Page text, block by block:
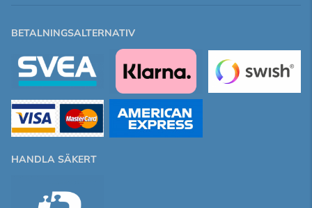
BETALNINGSALTERNATIV
HANDLA SÄKERT